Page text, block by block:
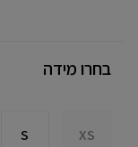
בחרו מידה
XS
S